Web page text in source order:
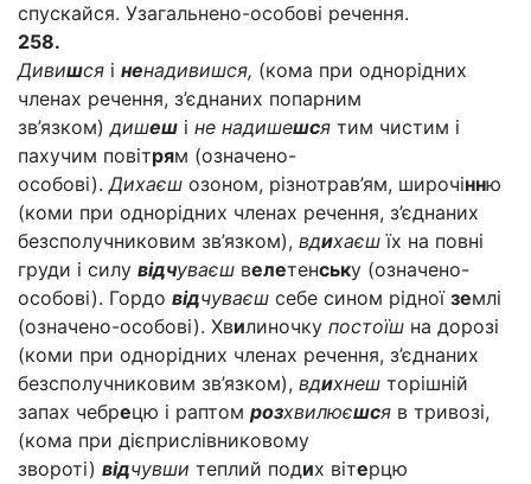
спускайся. Узагальнено-особові речення.
258.
Дивишся і ненадивишся, (кома при однорідних
членах речення, з’єднаних попарним
зв’язком)дишеш і не надишешся тим чистим і
пахучим повітрям (означено-
особові).Дихаєш озоном, різнотрав’ям, широчінню
(коми при однорідних членах речення, з’єднаних
безсполучниковим зв’язком), вдихаєш їх на повні
груди і силу відчуваєш велетенську (означено-
особові). Гордо відчуваєш себе сином рідної землі
(означено-особові). Хвилиночку постоїш на дорозі
(коми при однорідних членах речення, з’єднаних
безсполучниковим зв’язком), вдихнеш торішній
запах чебрецю і раптом розхвилюєшся в тривозі,
(кома при дієприслівниковому
звороті) відчувши теплий подих вітерцю